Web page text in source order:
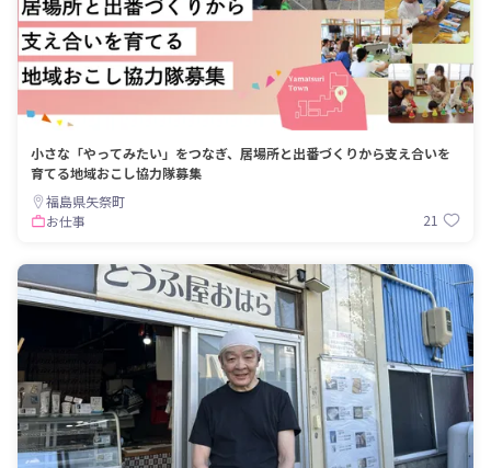
小さな「やってみたい」をつなぎ、居場所と出番づくりから支え合いを
育てる地域おこし協力隊募集
福島県矢祭町
お仕事
21